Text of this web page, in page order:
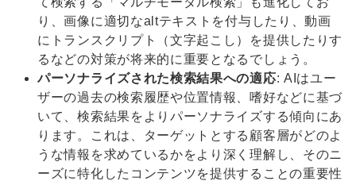
り、画像に適切なaltテキストを付与したり、動画
にトランスクリプト（文字起こし）を提供したりす
るなどの対策が将来的に重要となるでしょう。
パーソナライズされた検索結果への適応: AIはユー
ザーの過去の検索履歴や位置情報、嗜好などに基づ
いて、検索結果をよりパーソナライズする傾向にあ
ります。これは、ターゲットとする顧客層がどのよ
うな情報を求めているかをより深く理解し、そのニ
ーズに特化したコンテンツを提供することの重要性